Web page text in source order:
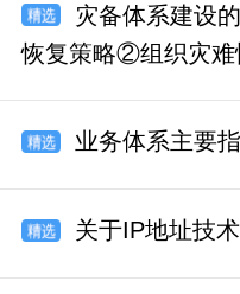
灾备体系建设
恢复策略②组织灾
业务体系主要指
关于IP地址技